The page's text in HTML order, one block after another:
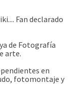
Fan declarado
de Fotografía
arte.
en
fotomontaje y